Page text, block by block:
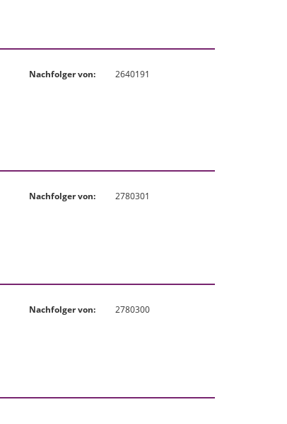
Nachfolger von: 2640191
Nachfolger von: 2780301
Nachfolger von: 2780300